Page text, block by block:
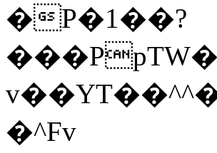
�P�1��?
�^Fv